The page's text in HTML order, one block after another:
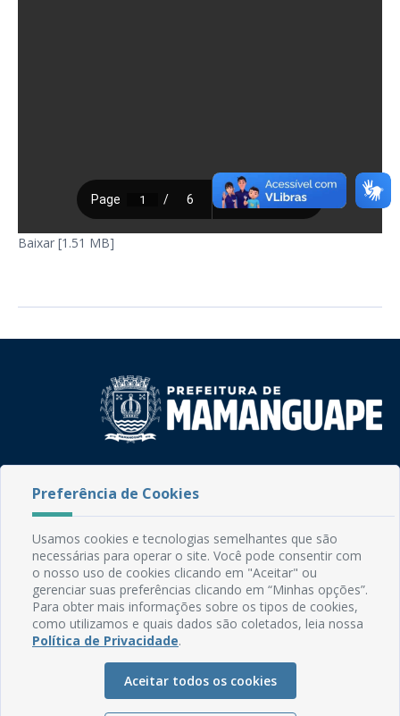
Baixar [1.51 MB]
CEP: 58.280-000 - Mamanguape/PB
Expediente: Segunda à Sexta, das 08h às 13h
Mapa do Site
Perguntas frequentes
Manual de Navegação
Glossário
Preferência de Cookies
Usamos cookies e tecnologias semelhantes que são
necessárias para operar o site. Você pode consentir com
o nosso uso de cookies clicando em "Aceitar" ou
gerenciar suas preferências clicando em “Minhas opções”.
Para obter mais informações sobre os tipos de cookies,
como utilizamos e quais dados são coletados, leia nossa
Política de Privacidade.
Aceitar todos os cookies